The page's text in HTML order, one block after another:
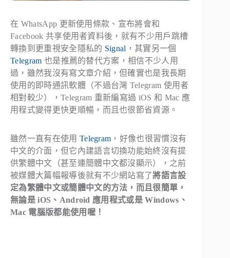
在 WhatsApp 更新使用條款、宣布將會和
Facebook 共享使用者資料後，就有不少用戶跳槽
轉換到更重視安全隱私的 Signal ，其實另一個
Telegram 也是推薦的替代方案，相信不少人用
過，雖然我沒有寫文章介紹，但確實也是我長期
使用的即時通訊軟體（不過台灣 Telegram 使用者
相對較少），Telegram 重新編寫過 iOS 和 Mac 應
用程式變得更快更順暢，而且也很節省資源。
雖然一直有在使用 Telegram ，好像也很習慣沒有
中文的介面，但它內建語言切換功能始終沒有提
供繁體中文（甚至連簡體中文都沒顯示），之前
被媒體大篇幅報導後就有不少網站寫了將語言設
定為繁體中文或簡體中文的方法，而且很簡單，
無論是 iOS、Android 應用程式或是 Windows、
Mac 電腦版都能使用喔！